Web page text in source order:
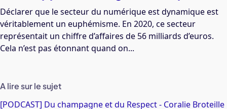
Déclarer que le secteur du numérique est dynamique est
véritablement un euphémisme. En 2020, ce secteur
représentait un chiffre d’affaires de 56 milliards d’euros.
Cela n’est pas étonnant quand on...
A lire sur le sujet
[PODCAST] Du champagne et du Respect - Coralie Broteille